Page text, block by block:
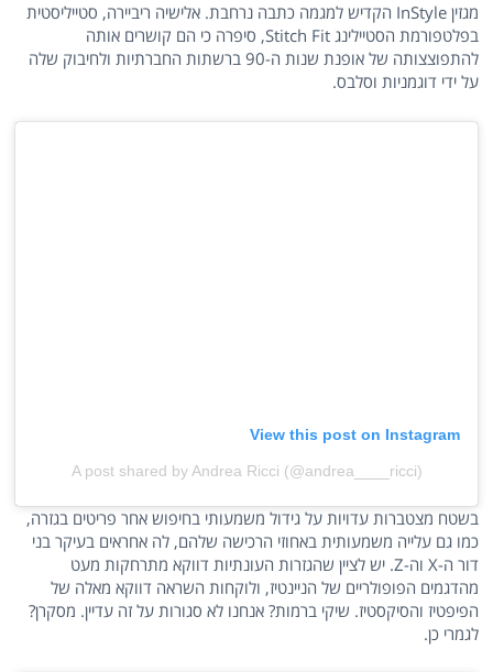
מגזין InStyle הקדיש למגמה כתבה נרחבת. אלישיה ריביירה, סטייליסטית
בפלטפורמת הסטיילינג Stitch Fit, סיפרה כי הם קושרים אותה
להתפוצצותה של אופנת שנות ה-90 ברשתות החברתיות ולחיבוק שלה
על ידי דוגמניות וסלבס.
View this post on Instagram
A post shared by Andrea Ricci (@andrea____ricci)
בשטח מצטברות עדויות על גידול משמעותי בחיפוש אחר פריטים בגזרה,
כמו גם עלייה משמעותית באחוזי הרכישה שלהם, לה אחראים בעיקר בני
דור ה-X וה-Z. יש לציין שהגזרות העונתיות דווקא מתרחקות מעט
מהדגמים הפופולריים של הניינטיז, ולוקחות השראה דווקא מאלה של
הפיפטיז והסיקסטיז. שיקי ברמות? אנחנו לא סגורות על זה עדיין. מסקרן?
לגמרי כן.